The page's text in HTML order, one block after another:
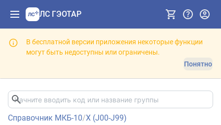
ЛС ГЭОТАР
В бесплатной версии приложения некоторые функции
могут быть недоступны или ограничены.
Понятно
Справочник МКБ-10/X (J00-J99)